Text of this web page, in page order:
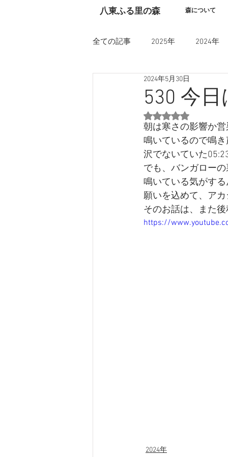
​八東ふる里の森 森について
全ての記事 2025年 2024年
530 今
2024年5月30日
5つ星のうちNaN
朝は寒さの影響か
鳴いているので鳴
沢でないていた
でも、バンガロー
鳴いている気がす
願いを込めて、ア
そのお話は、また
https://
2024年